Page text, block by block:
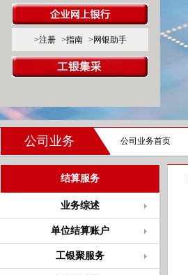
>注册 >指南 >网银助手
公司业务 公司业务首页
结算服务
业务综述
单位结算账户
工银聚服务